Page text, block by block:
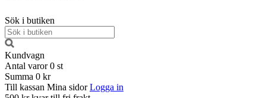
Sök i butiken
Kundvagn
Antal varor 0 st
Summa 0 kr
Till kassan Mina sidor Logga in